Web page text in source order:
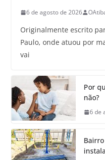
6 de agosto de 2026
Originalmente escrito
Paulo, onde atuou por
vai
Por
não?
6 de